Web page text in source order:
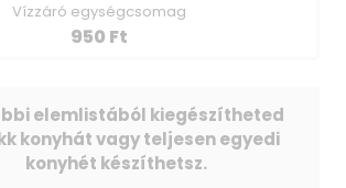
Vízzáró egységcsomag
950 Ft
elemlistából kiegészítheted
konyhát vagy teljesen egyedi
konyhét készíthetsz.